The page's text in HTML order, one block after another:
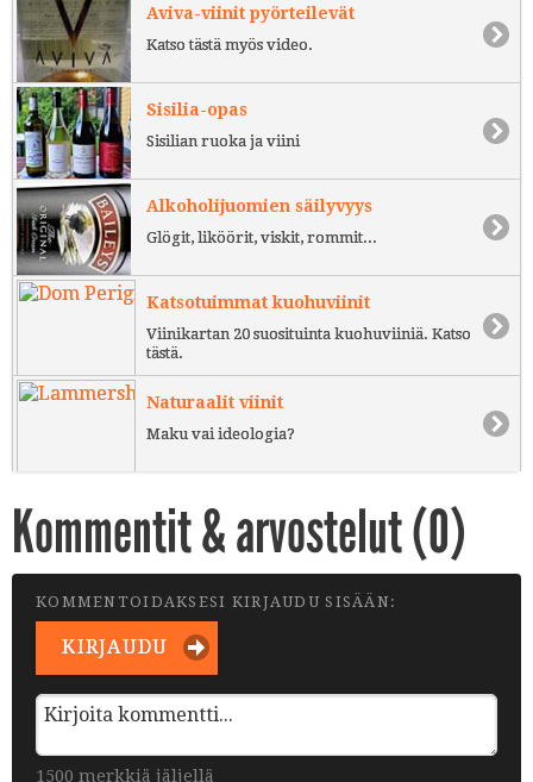
Aviva-viinit pyörteilevät
Katso tästä myös video.
Sisilia-opas
Sisilian ruoka ja viini
Alkoholijuomien säilyvyys
Glögit, liköörit, viskit, rommit...
Katsotuimmat kuohuviinit
Viinikartan 20 suosituinta kuohuviiniä. Katso
tästä.
Naturaalit viinit
Maku vai ideologia?
Kommentit & arvostelut (0)
KOMMENTOIDAKSESI KIRJAUDU SISÄÄN:
KIRJAUDU
1500 merkkiä jäljellä